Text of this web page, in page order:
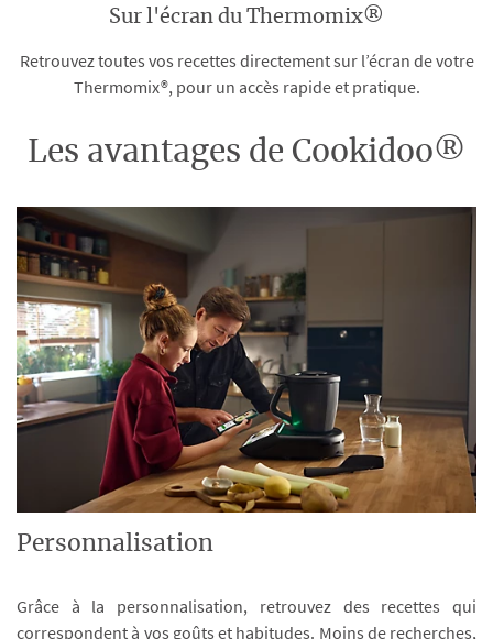
Sur l'écran du Thermomix®
Retrouvez toutes vos recettes directement sur l’écran de votre
Thermomix®, pour un accès rapide et pratique.
Les avantages de Cookidoo®
Personnalisation
Grâce à la personnalisation, retrouvez des recettes qui
correspondent à vos goûts et habitudes. Moins de recherches,